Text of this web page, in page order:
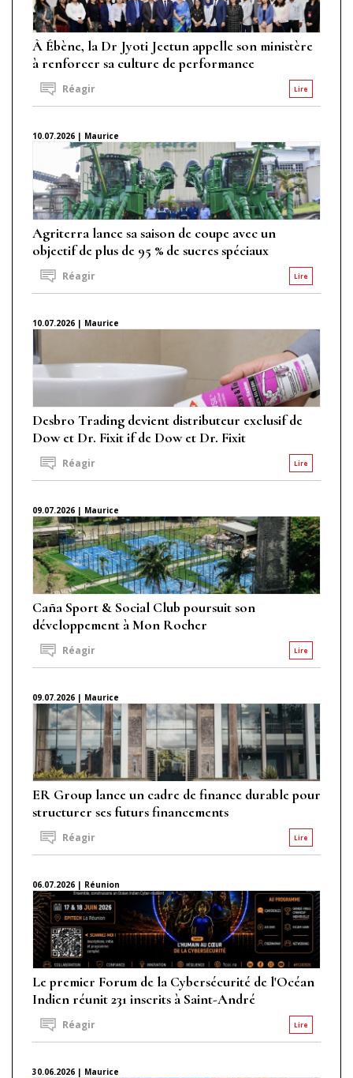
À Ébène, la Dr Jyoti Jeetun appelle son ministère
à renforcer sa culture de performance
Lire
Réagir
10.07.2026 | Maurice
Agriterra lance sa saison de coupe avec un
objectif de plus de 95 % de sucres spéciaux
Lire
Réagir
10.07.2026 | Maurice
Desbro Trading devient distributeur exclusif de
Dow et Dr. Fixit if de Dow et Dr. Fixit
Lire
Réagir
09.07.2026 | Maurice
Caña Sport & Social Club poursuit son
développement à Mon Rocher
Lire
Réagir
09.07.2026 | Maurice
ER Group lance un cadre de finance durable pour
structurer ses futurs financements
Lire
Réagir
06.07.2026 | Réunion
Le premier Forum de la Cybersécurité de l'Océan
Indien réunit 231 inscrits à Saint-André
Lire
Réagir
30.06.2026 | Maurice